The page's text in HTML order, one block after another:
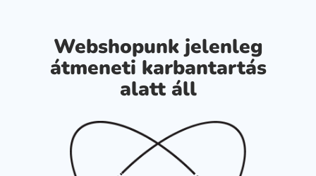
Webshopunk jelenleg
átmeneti karbantartás
alatt áll